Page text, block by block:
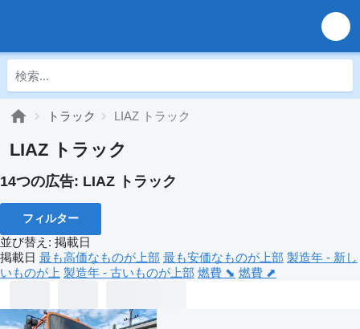
トラック LIAZ トラック
LIAZ トラック
14つの広告: LIAZ トラック
フィルター
並び替え : 掲載日
掲載日 最も高価なものが上部 最も安価なものが上部 製造年 - 新し
いものが上 製造年 - 古いものが上部 燃費 ⬊ 燃費 ⬈